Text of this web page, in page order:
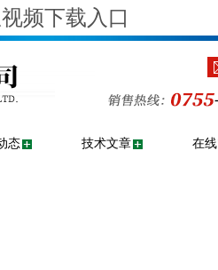
频下载入口
态 技术文章 在